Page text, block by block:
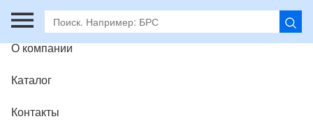
Главная
О компании
Каталог
Контакты